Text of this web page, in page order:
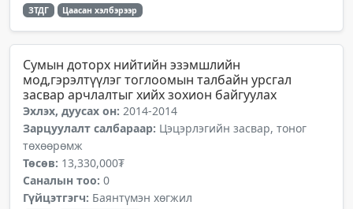
ЗТДГ Цаасан хэлбэрээр
Сумын доторх нийтийн эзэмшлийн
мод,гэрэлтүүлэг тоглоомын талбайн урсгал
засвар арчлалтыг хийх зохион байгуулах
Эхлэх, дуусах он: 2014-2014
Зарцуулалт салбараар: Цэцэрлэгийн засвар, тоног
төхөөрөмж
Төсөв: 13,330,000₮
Саналын тоо: 0
Гүйцэтгэгч: Баянтүмэн хөгжил